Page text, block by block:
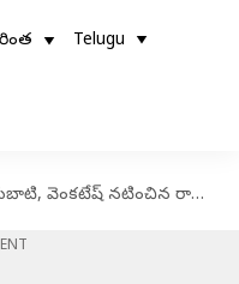
Telugu
వెంకటేష్ నటించిన రానా నాయుడు రివ్యూ